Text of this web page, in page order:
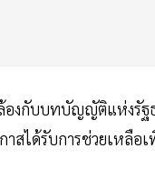
องกับบทบัญญัติแห่งรั
สได้รับการช่วยเหลือ